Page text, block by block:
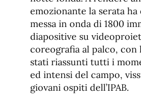
emozionante la serata
messa in onda di 1800
diapositive su
coreografia al palco, con
stati riassunti tutti i
ed intensi del campo,
giovani ospiti dell’IPAB.